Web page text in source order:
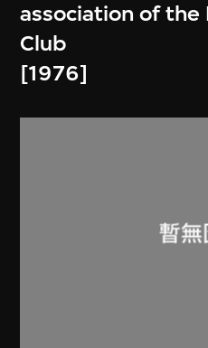
association of the
Club
[1976]